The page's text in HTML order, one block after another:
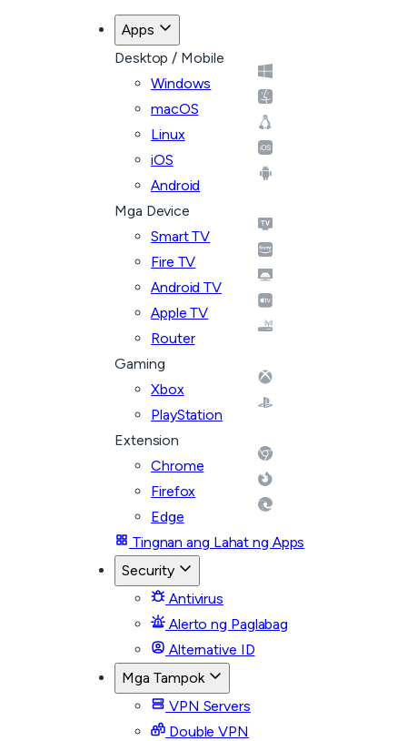
Apps
Desktop / Mobile
Windows
macOS
Linux
iOS
Android
Mga Device
Smart TV
Fire TV
Android TV
Apple TV
Router
Gaming
Xbox
PlayStation
Extension
Chrome
Firefox
Edge
Tingnan ang Lahat ng Apps
Security
Antivirus
Alerto ng Paglabag
Alternative ID
Mga Tampok
VPN Servers
Double VPN